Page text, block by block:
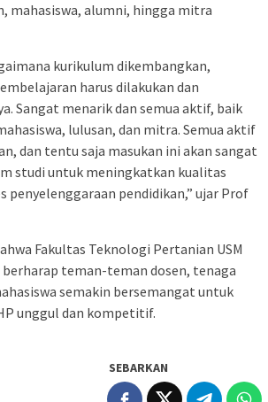
mahasiswa, alumni, hingga mitra
kurikulum dikembangkan,
harus dilakukan dan
Sangat menarik dan semua aktif, baik
lulusan, dan mitra. Semua aktif
dan tentu saja masukan ini akan sangat
studi untuk meningkatkan kualitas
penyelenggaraan pendidikan,” ujar Prof
Fakultas Teknologi Pertanian USM
berharap teman-teman dosen, tenaga
semakin bersemangat untuk
unggul dan kompetitif.
SEBARKAN